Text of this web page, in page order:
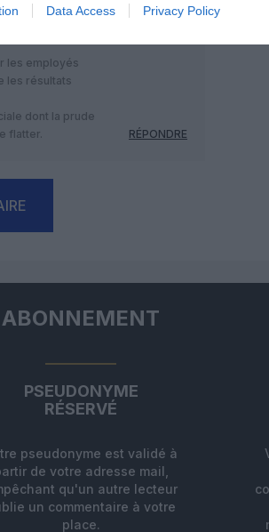
Data Access Privacy Policy
les employés
les résultats
dont la prude
flatter.
RÉPONDRE
ABONNEMENT
PSEUDONYME
RÉSERVÉ
pseudonyme est validé à
de votre adresse mail,
qu'un autre lecteur
un commentaire à votre
place.